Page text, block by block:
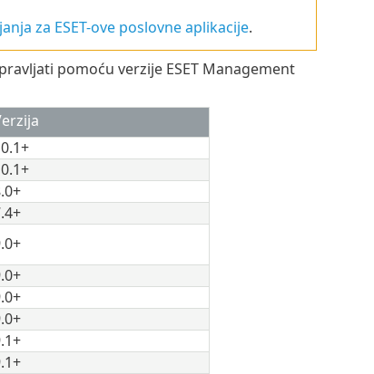
za ESET-ove poslovne aplikacije.
pomoću verzije ESET Management